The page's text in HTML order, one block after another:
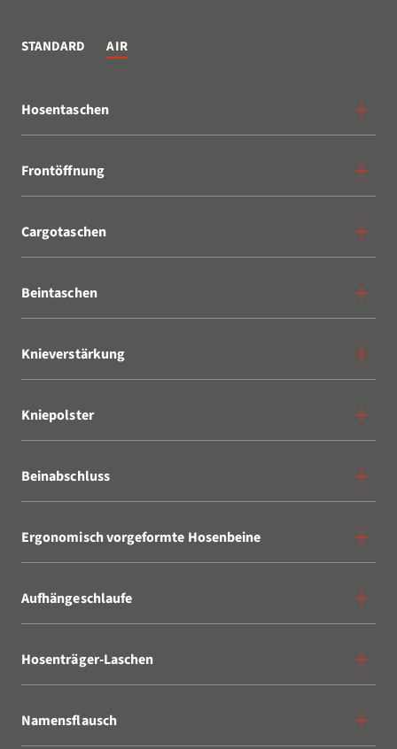
STANDARD AIR
Hosentaschen
Frontöffnung
Cargotaschen
Beintaschen
Knieverstärkung
Kniepolster
Beinabschluss
Ergonomisch vorgeformte Hosenbeine
Aufhängeschlaufe
Hosenträger-Laschen
Namensflausch